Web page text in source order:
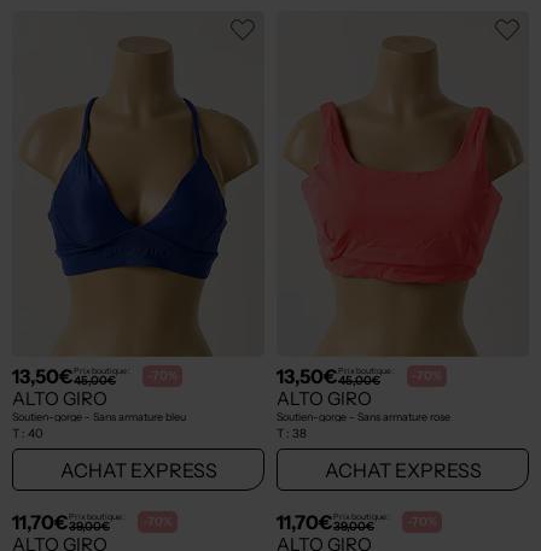
13,50€Prix boutique :
45,00€ -70%
ALTO GIRO
Soutien-gorge - Sans armature bleu
T : 40
ACHAT EXPRESS
13,50€Prix boutique :
45,00€ -70%
ALTO GIRO
Soutien-gorge - Sans armature rose
T : 38
ACHAT EXPRESS